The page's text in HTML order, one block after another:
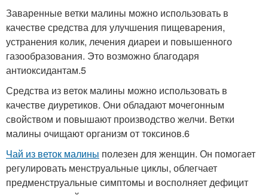
Заваренные ветки малины можно использовать в
качестве средства для улучшения пищеварения,
устранения колик, лечения диареи и повышенного
газообразования. Это возможно благодаря
антиоксидантам.5
Средства из веток малины можно использовать в
качестве диуретиков. Они обладают мочегонным
свойством и повышают производство желчи. Ветки
малины очищают организм от токсинов.6
Чай из веток малины полезен для женщин. Он помогает
регулировать менструальные циклы, облегчает
предменструальные симптомы и восполняет дефицит